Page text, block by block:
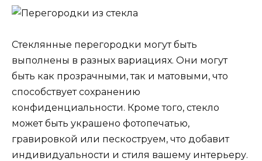
Стеклянные перегородки могут быть
выполнены в разных вариациях. Они могут
быть как прозрачными, так и матовыми, что
способствует сохранению
конфиденциальности. Кроме того, стекло
может быть украшено фотопечатью,
гравировкой или пескоструем, что добавит
индивидуальности и стиля вашему интерьеру.